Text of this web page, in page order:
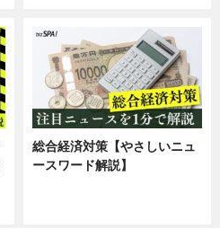
総合経済対策【やさしいニュ
ースワード解説】